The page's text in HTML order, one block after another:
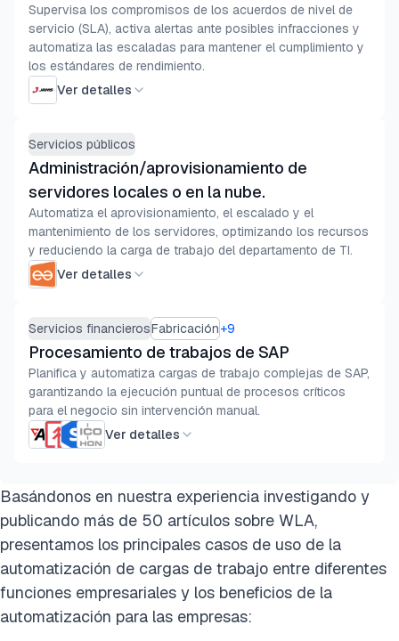
Supervisa los compromisos de los acuerdos de nivel de
servicio (SLA), activa alertas ante posibles infracciones y
automatiza las escaladas para mantener el cumplimiento y
los estándares de rendimiento.
Ver detalles
Servicios públicos
Administración/aprovisionamiento de
servidores locales o en la nube.
Automatiza el aprovisionamiento, el escalado y el
mantenimiento de los servidores, optimizando los recursos
y reduciendo la carga de trabajo del departamento de TI.
Ver detalles
Servicios financierosFabricación+9
Procesamiento de trabajos de SAP
Planifica y automatiza cargas de trabajo complejas de SAP,
garantizando la ejecución puntual de procesos críticos
para el negocio sin intervención manual.
Ver detalles
Basándonos en nuestra experiencia investigando y
publicando más de 50 artículos sobre WLA,
presentamos los principales casos de uso de la
automatización de cargas de trabajo entre diferentes
funciones empresariales y los beneficios de la
automatización para las empresas: